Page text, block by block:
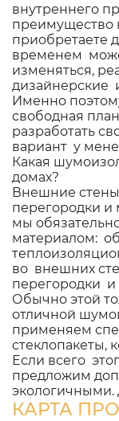
внутреннего
приобретаете
временем
изменяться,
дизайнерские
Именно
свободная
разработать
вариант у
Какая
домах?
Внешние
перегородки
мы
материалом:
во внешних
перегородки
Обычно этой
отличной
применяем
стеклопакеты,
Если всего
предложим
экологичными.
КАРТА